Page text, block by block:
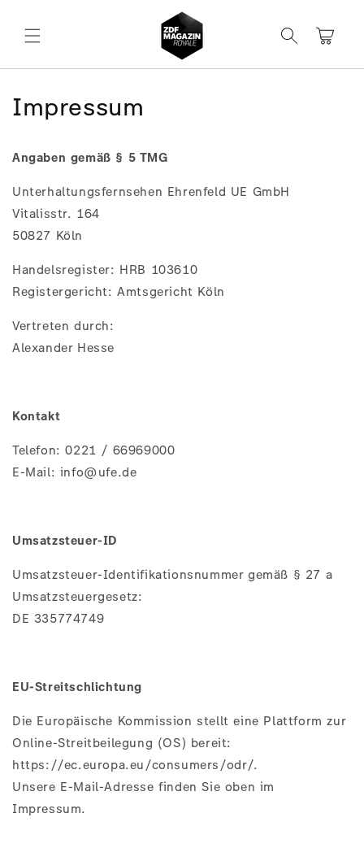
Inhalt
Warenkorb
Impressum
Angaben gemäß § 5 TMG
Unterhaltungsfernsehen Ehrenfeld UE GmbH
Vitalisstr. 164
50827 Köln
Handelsregister: HRB 103610
Registergericht: Amtsgericht Köln
Vertreten durch:
Alexander Hesse
Kontakt
Telefon: 0221 / 66969000
E-Mail: info@ufe.de
Umsatzsteuer-ID
Umsatzsteuer-Identifikationsnummer gemäß § 27 a
Umsatzsteuergesetz:
DE 335774749
EU-Streitschlichtung
Die Europäische Kommission stellt eine Plattform zur
Online-Streitbeilegung (OS) bereit:
https://ec.europa.eu/consumers/odr/.
Unsere E-Mail-Adresse finden Sie oben im
Impressum.